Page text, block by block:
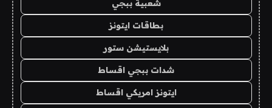
شعبية ببجي
بطاقات ايتونز
بلايستيشن ستور
شدات ببجي اقساط
ايتونز امريكي اقساط